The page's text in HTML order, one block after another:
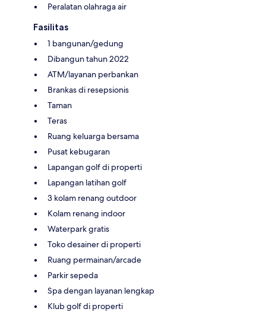
Peralatan olahraga air
Fasilitas
1 bangunan/gedung
Dibangun tahun 2022
ATM/layanan perbankan
Brankas di resepsionis
Taman
Teras
Ruang keluarga bersama
Pusat kebugaran
Lapangan golf di properti
Lapangan latihan golf
3 kolam renang outdoor
Kolam renang indoor
Waterpark gratis
Toko desainer di properti
Ruang permainan/arcade
Parkir sepeda
Spa dengan layanan lengkap
Klub golf di properti